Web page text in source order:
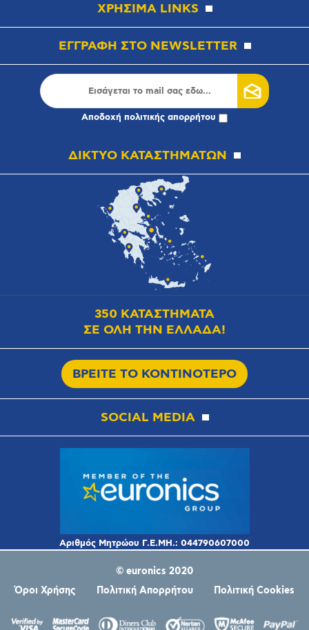
ΧΡΗΣΙΜΑ LINKS
ΕΓΓΡΑΦΗ ΣΤΟ NEWSLETTER
Αποδοχή πολιτικής απορρήτου
ΔΙΚΤΥΟ ΚΑΤΑΣΤΗΜΑΤΩΝ
350 ΚΑΤΑΣΤΗΜΑΤΑ
ΣΕ ΟΛΗ ΤΗΝ ΕΛΛΑΔΑ!
ΒΡΕΙΤΕ ΤΟ ΚΟΝΤΙΝΟΤΕΡΟ
SOCIAL MEDIA
© euronics 2020
Όροι Χρήσης
Πολιτική Απορρήτου Πολιτική Cookies